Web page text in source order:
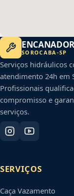
ENCANADOR
SOROCABA -SP
Serviços hidráulicos
atendimento 24h em
Profissionais
compromisso e
serviços.
SERVIÇOS
Caça Vazamento